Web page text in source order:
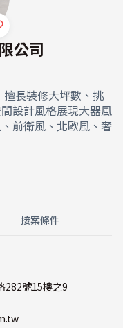
公司
長裝修大坪數、挑
設計風格展現大器風
前衛風、北歐風、奢
接案條件
282號15樓之9